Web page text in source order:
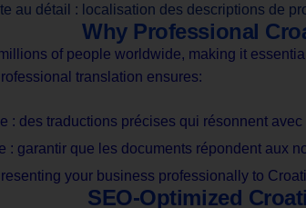
au détail : localisation des descriptions de
Why Professional
of people worldwide, making it
translation ensures:
: des traductions précises qui résonnent
: garantir que les documents répondent aux
your business professionally to
SEO-Optimized